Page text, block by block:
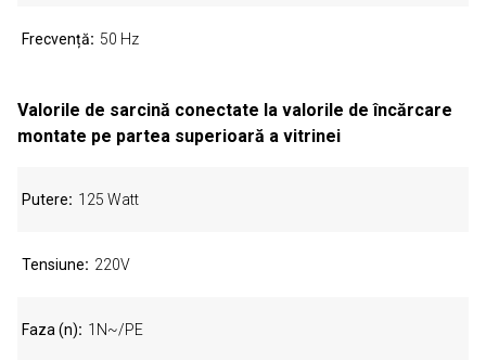
Frecvență 50 Hz
Valorile de sarcină conectate la valorile de încărcare
montate pe partea superioară a vitrinei
Putere 125 Watt
Tensiune 220V
Faza (n) 1N~/PE